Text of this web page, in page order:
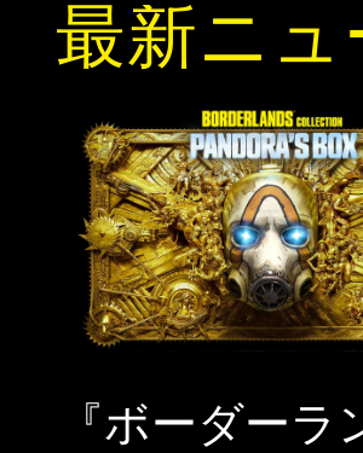
最新ニュ
『ボーダーラ